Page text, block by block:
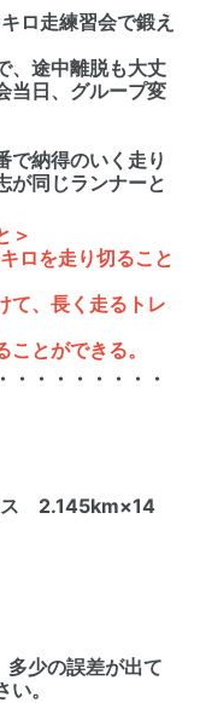
ロ走練習会で鍛え
、途中離脱も大丈
当日、グループ変
で納得のいく走り
が同じランナーと
＞
ロを走り切ること
て、長く走るトレ
とができる。
・・・・・・・・
ス 2.145km×14
少の誤差が出て
。